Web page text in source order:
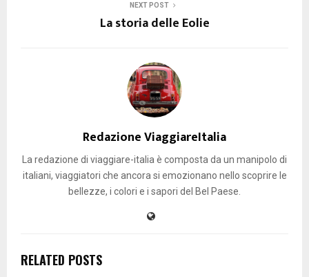
NEXT POST
La storia delle Eolie
Redazione ViaggiareItalia
La redazione di viaggiare-italia è composta da un manipolo di
italiani, viaggiatori che ancora si emozionano nello scoprire le
bellezze, i colori e i sapori del Bel Paese.
RELATED POSTS